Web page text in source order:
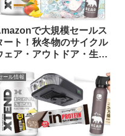
で大規模セールス
ート！秋冬物のサイクル
ェア・アウトドア・生活
アップしてみました
ール情報